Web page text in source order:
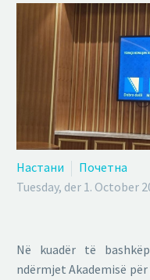
Настани
Почетна
Tuesday, der 1. October
Në kuadër të
ndërmjet Akademisë